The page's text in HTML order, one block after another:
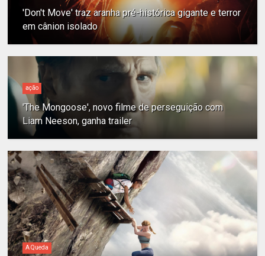
'Don't Move' traz aranha pré-histórica gigante e terror
em cânion isolado
ação
'The Mongoose', novo filme de perseguição com
Liam Neeson, ganha trailer
A Queda